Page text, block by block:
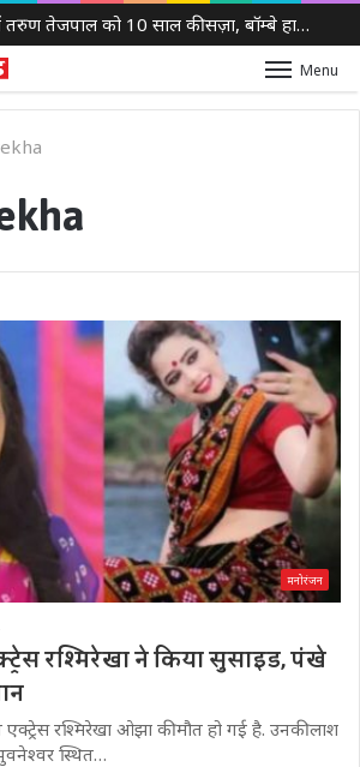
2013 रेप केस में तरुण तेजपाल को 10 साल की सज़ा, बॉम्बे हाई कोर्ट ने लगाया 10 लाख रुपये का जुर्माना
Menu
मनोरंजन
रश्मिरेखा ने किया सुसाइड, पंखे
रश्मिरेखा ओझा की मौत हो गई है. उनकी लाश
स्थित…